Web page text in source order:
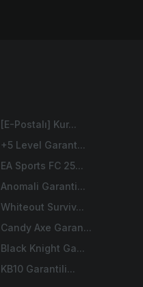
[E-Postalı] Kur...
+5 Level Garant...
EA Sports FC 25...
Anomali Garanti...
Whiteout Surviv...
Candy Axe Garan...
Black Knight Ga...
KB10 Garantili...